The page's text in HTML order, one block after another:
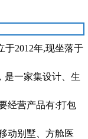
2012年,现坐落于
是一家集设计、生
经营产品有:打包
动别墅、方舱医